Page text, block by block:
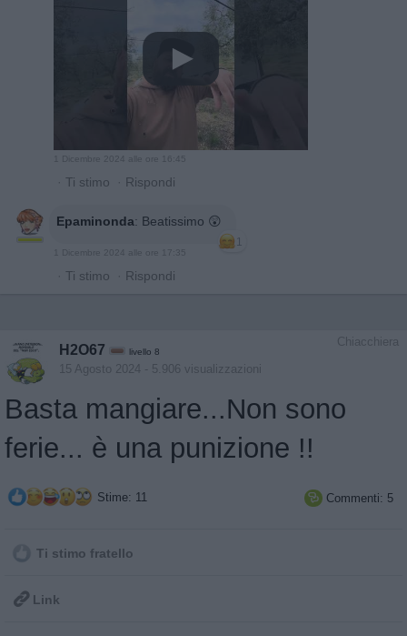
1 Dicembre 2024 alle ore 16:45
· Ti stimo · Rispondi
Epaminonda: Beatissimo 😲
1
1 Dicembre 2024 alle ore 17:35
· Ti stimo · Rispondi
Chiacchiera
H2O67 livello 8
15 Agosto 2024 - 5.906 visualizzazioni
Basta mangiare...Non sono
ferie... è una punizione !!
Stime: 11  Commenti: 5
Ti stimo fratello
 Link